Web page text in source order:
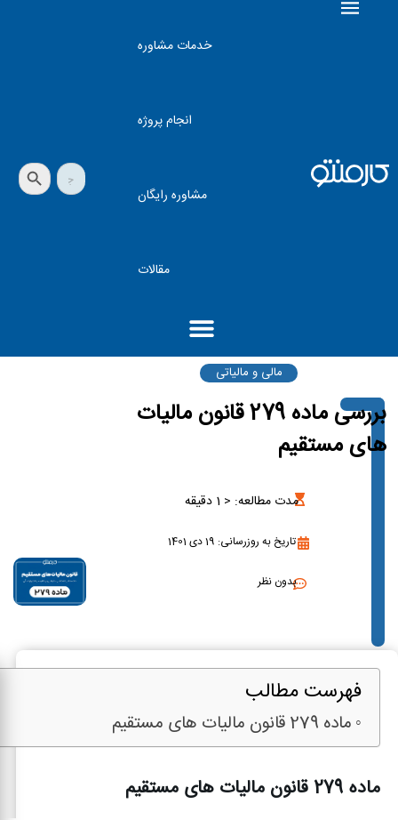
خدمات مشاوره
انجام پروژه
مشاوره رایگان
مقالات
جستجو
برای:
دکمه جستجو
مالی و مالیاتی
بررسی ماده 279 قانون مالیات
های مستقیم
مدت مطالعه: < 1 دقیقه
تاریخ به روزرسانی: 19 دی 1401
بدون نظر
فهرست مطالب
ماده 279 قانون مالیات های مستقیم
ماده 279 قانون مالیات های مستقیم